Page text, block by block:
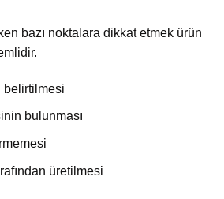
bazı noktalara dikkat etmek ürün
belirtilmesi
bulunması
üretilmesi